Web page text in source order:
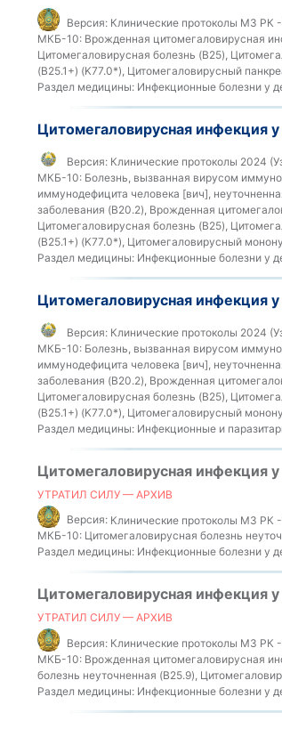
Версия: Клинические протоколы МЗ РК
МКБ-10: Врожденная цитомегаловирусная
Цитомегаловирусная болезнь (B25),
(B25.1+) (K77.0*), Цитомегаловирусный
Раздел медицины: Инфекционные болезни у
Цитомегаловирусная инфекция
Версия: Клинические протоколы 2024
МКБ-10: Болезнь, вызванная вирусом
иммунодефицита человека [вич],
заболевания (B20.2), Врожденная
Цитомегаловирусная болезнь (B25),
(B25.1+) (K77.0*), Цитомегаловирусный
Раздел медицины: Инфекционные болезни у
Цитомегаловирусная инфекция
Версия: Клинические протоколы 2024
МКБ-10: Болезнь, вызванная вирусом
иммунодефицита человека [вич],
заболевания (B20.2), Врожденная
Цитомегаловирусная болезнь (B25),
(B25.1+) (K77.0*), Цитомегаловирусный
Раздел медицины: Инфекционные и
Цитомегаловирусная инфекция
УТРАТИЛ СИЛУ — АРХИВ
Версия: Клинические протоколы МЗ РК
МКБ-10: Цитомегаловирусная болезнь
Раздел медицины: Инфекционные болезни у
Цитомегаловирусная инфекция
УТРАТИЛ СИЛУ — АРХИВ
Версия: Клинические протоколы МЗ РК -
МКБ-10: Врожденная цитомегаловирусная
болезнь неуточненная (B25.9),
Раздел медицины: Инфекционные болезни у